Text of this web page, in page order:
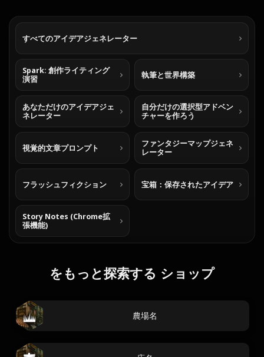
すべてのアイデアジェネレーター
Spark: 創作ライティング
演習
執筆と世界構築
あなただけのアイデアジェ
ネレーター
自分だけの選択型アドベン
チャーを作ろう
視覚的文章プロンプト
ファンタジーマップジェネ
レーター
フラッシュフィクション 宝箱：保存されたアイデア
Story Notes (Chrome拡
張機能)
をもっと探索する ショップ
農場名